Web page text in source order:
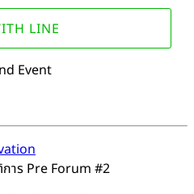
LINE
Event
าร Pre Forum #2